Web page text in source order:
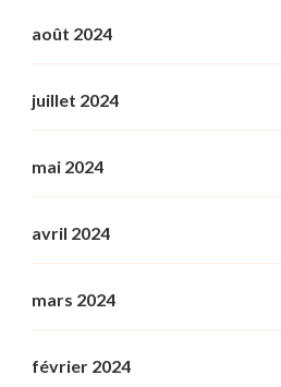
août 2024
juillet 2024
mai 2024
avril 2024
mars 2024
février 2024